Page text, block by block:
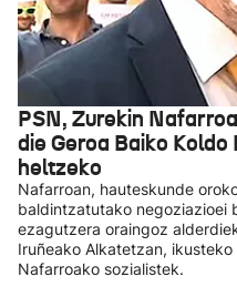
PSN, Zurekin
die Geroa Baiko
heltzeko
Nafarroan, hauteskunde
baldintzatutako negoziazioei
ezagutzera oraingoz
Iruñeako Alkatetzan,
Nafarroako sozialistek.